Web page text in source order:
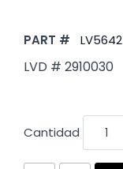
PART # LV5642
LVD # 2910030
Cantidad